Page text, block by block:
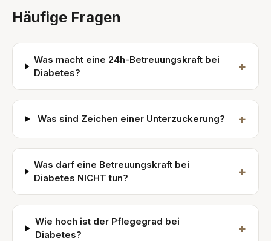
Häufige Fragen
Was macht eine 24h-Betreuungskraft bei
Diabetes?
+
Was sind Zeichen einer Unterzuckerung? +
Was darf eine Betreuungskraft bei
Diabetes NICHT tun?
+
Wie hoch ist der Pflegegrad bei
Diabetes?
+